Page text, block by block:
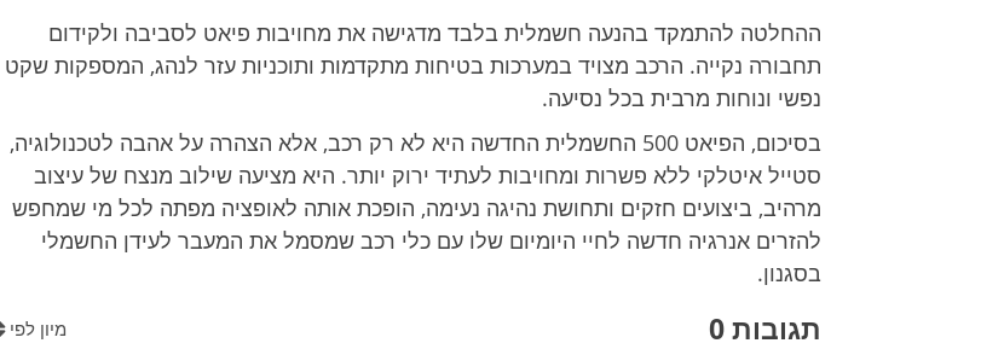
ההחלטה להתמקד בהנעה חשמלית בלבד מדגישה את מחויבות פיאט לסביבה ולקידום
תחבורה נקייה. הרכב מצויד במערכות בטיחות מתקדמות ותוכניות עזר לנהג, המספקות שקט
נפשי ונוחות מרבית בכל נסיעה.
בסיכום, הפיאט 500 החשמלית החדשה היא לא רק רכב, אלא הצהרה על אהבה לטכנולוגיה,
סטייל איטלקי ללא פשרות ומחויבות לעתיד ירוק יותר. היא מציעה שילוב מנצח של עיצוב
מרהיב, ביצועים חזקים ותחושת נהיגה נעימה, הופכת אותה לאופציה מפתה לכל מי שמחפש
להזרים אנרגיה חדשה לחיי היומיום שלו עם כלי רכב שמסמל את המעבר לעידן החשמלי
בסגנון.
תגובות 0 מיון לפי